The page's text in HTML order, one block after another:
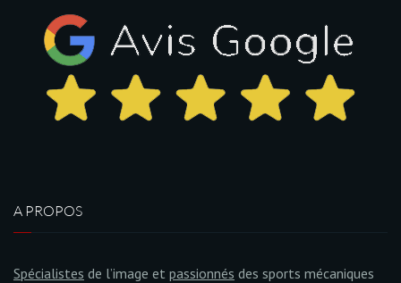
A PROPOS
Spécialistes de l’image et passionnés des sports mécaniques